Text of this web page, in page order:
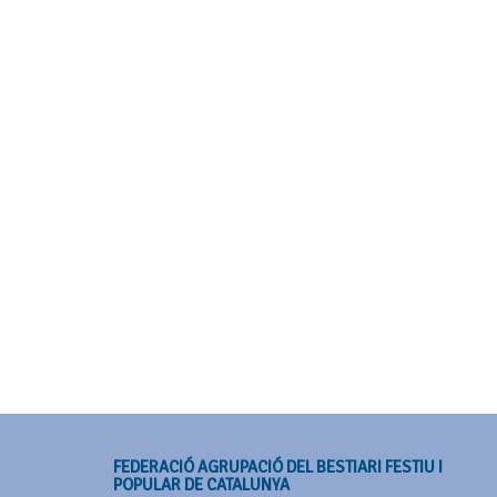
FEDERACIÓ AGRUPACIÓ DEL BESTIARI FESTIU I
POPULAR DE CATALUNYA